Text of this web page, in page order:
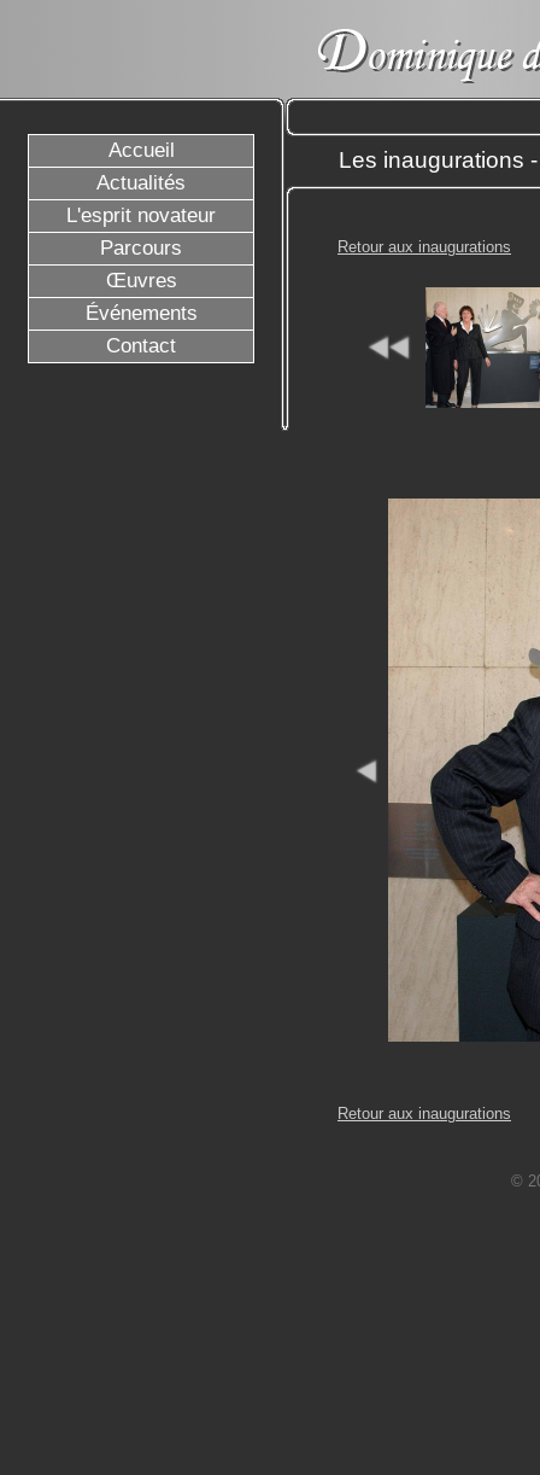
Les inaugurations
Accueil
Actualités
L'esprit novateur
Parcours
Œuvres
Événements
Contact
Retour aux inaugurations
Retour aux inaugurations
©